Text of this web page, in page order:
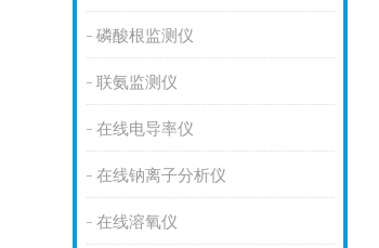
磷酸根监测仪
联氨监测仪
在线电导率仪
在线钠离子分析仪
在线溶氧仪